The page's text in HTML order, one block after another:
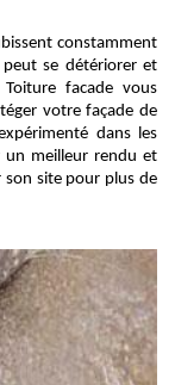
constamment
se détériorer et
facade vous
votre façade de
dans les
un meilleur rendu et
son site pour plus de